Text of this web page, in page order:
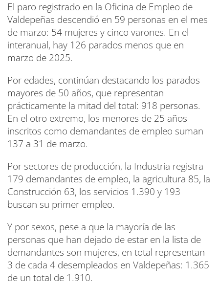
El paro registrado en la Oficina de Empleo de
Valdepeñas descendió en 59 personas en el mes
de marzo: 54 mujeres y cinco varones. En el
interanual, hay 126 parados menos que en
marzo de 2025.
Por edades, continúan destacando los parados
mayores de 50 años, que representan
prácticamente la mitad del total: 918 personas.
En el otro extremo, los menores de 25 años
inscritos como demandantes de empleo suman
137 a 31 de marzo.
Por sectores de producción, la Industria registra
179 demandantes de empleo, la agricultura 85, la
Construcción 63, los servicios 1.390 y 193
buscan su primer empleo.
Y por sexos, pese a que la mayoría de las
personas que han dejado de estar en la lista de
demandantes son mujeres, en total representan
3 de cada 4 desempleados en Valdepeñas: 1.365
de un total de 1.910.